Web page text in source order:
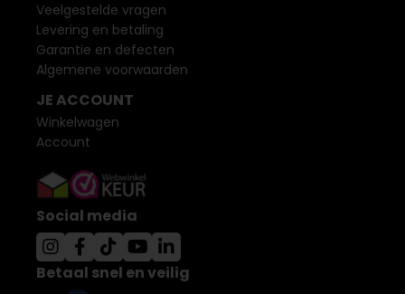
Veelgestelde vragen
Levering en betaling
Garantie en defecten
Algemene voorwaarden
JE ACCOUNT
Winkelwagen
Account
Social media
Betaal snel en veilig